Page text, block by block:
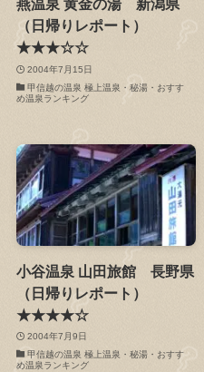
燕温泉 黄金の湯 新潟県
（日帰りレポート）
★★★☆☆
2004年7月15日
甲信越の温泉 極上温泉・秘湯・おすす
め温泉ランキング
小谷温泉 山田旅館 長野県
（日帰りレポート）
★★★★☆
2004年7月9日
甲信越の温泉 極上温泉・秘湯・おすす
め温泉ランキング